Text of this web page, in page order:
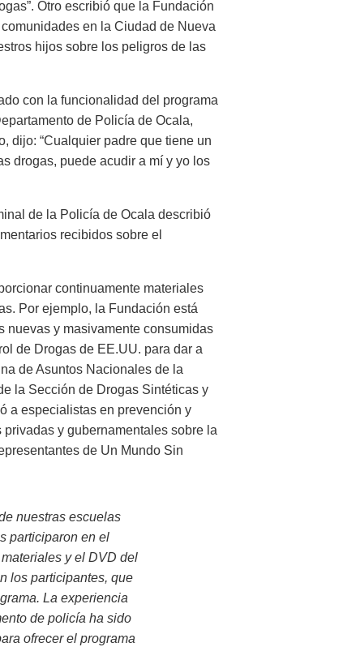
Otro escribió que la Fundación
en la Ciudad de Nueva
hijos sobre los peligros de las
con la funcionalidad del programa
de Policía de Ocala,
dijo: “Cualquier padre que tiene un
drogas, puede acudir a mí y yo los
de la Policía de Ocala describió
recibidos sobre el
continuamente materiales
Por ejemplo, la Fundación está
nuevas y masivamente consumidas
de Drogas de EE.UU. para dar a
de Asuntos Nacionales de la
la Sección de Drogas Sintéticas y
a especialistas en prevención y
y gubernamentales sobre la
de Un Mundo Sin
nuestras escuelas
participaron en el
y el DVD del
los participantes, que
La experiencia
de policía ha sido
ofrecer el programa